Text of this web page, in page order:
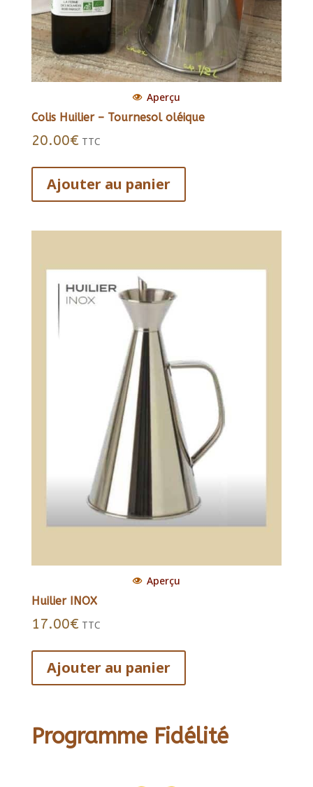
Aperçu
Colis Huilier – Tournesol oléique
20.00€ TTC
Ajouter au panier
Aperçu
Huilier INOX
17.00€ TTC
Ajouter au panier
Programme Fidélité